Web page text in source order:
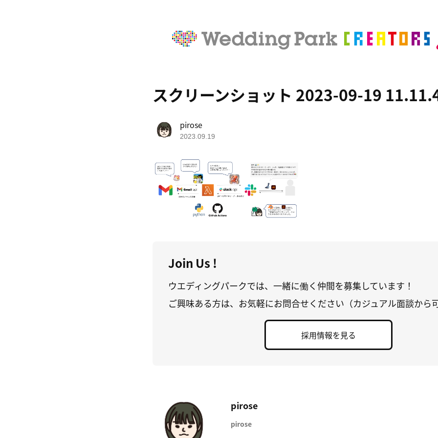
スクリーンショット 2023-09-19
pirose
2023.09.19
Join Us !
ウエディングパークでは、一緒に働く仲間を募集しています！
ご興味ある方は、お気軽にお問合せください（カジュアル面談から
採用情報を見る
pirose
pirose